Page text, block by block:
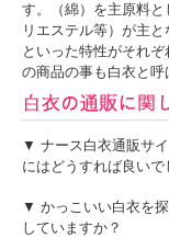
す。（綿）を主原料
リエステル等）が主
といった特性がそれ
の商品の事も白衣と呼
▼ ナース白衣通販サ
にはどうすれば良いで
▼ かっこいい白衣を
していますか？